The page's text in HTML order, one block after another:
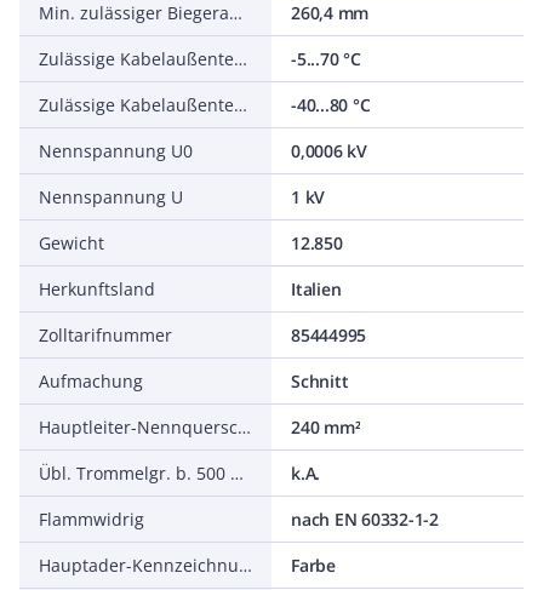
Min. zulässiger Biegeradius, stationärer Einsatz/fest verlegt
260,4 mm
Zulässige Kabelaußentemperatur bei Montage/Handling
-5...70 °C
Zulässige Kabelaußentemperatur nach Montage ohne Erschütterung
-40...80 °C
Nennspannung U0
0,0006 kV
Nennspannung U
1 kV
Gewicht
12.850
Herkunftsland
Italien
Zolltarifnummer
85444995
Aufmachung
Schnitt
Hauptleiter-Nennquerschnitt
240 mm²
Übl. Trommelgr. b. 500 m Ø m
k.A.
Flammwidrig
nach EN 60332-1-2
Hauptader-Kennzeichnung
Farbe